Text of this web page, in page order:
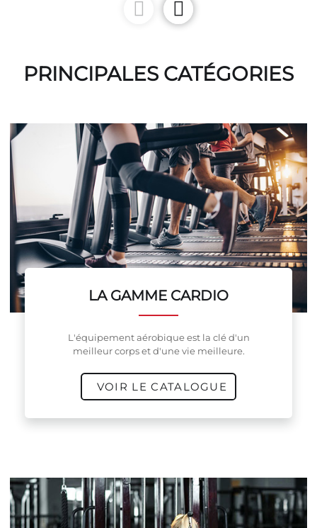
PRINCIPALES CATÉGORIES
LA GAMME CARDIO
L'équipement aérobique est la clé d'un
meilleur corps et d'une vie meilleure.
VOIR LE CATALOGUE